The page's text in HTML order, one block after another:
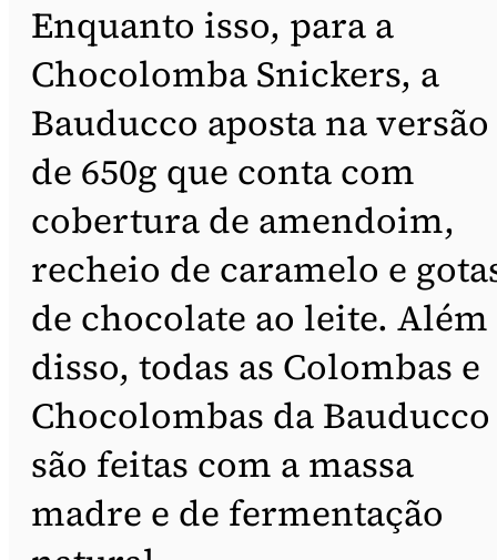
Enquanto isso, para a
Chocolomba Snickers, a
Bauducco aposta na versão
de 650g que conta com
cobertura de amendoim,
recheio de caramelo e
de chocolate ao leite. Além
disso, todas as Colombas e
Chocolombas da Bauducco
são feitas com a massa
madre e de fermentação